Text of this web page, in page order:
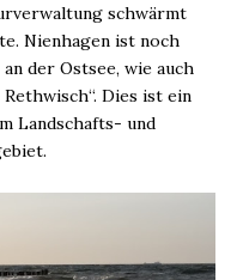
schwärmt
Nienhagen ist noch
der Ostsee, wie auch
Dies ist ein
Landschafts- und